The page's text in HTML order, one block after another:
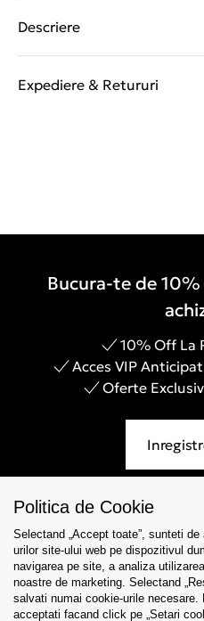
Descriere
Expediere & Retururi
Bucura-te de
10% Off La
Acces VIP
Oferte
Asistenta
Colectii
Politica de Cookie
Selectand „Accept toate”, sunteti
urilor site-ului web pe dispozitivul
navigarea pe site, a analiza
noastre de marketing. Selectand
salvati numai cookie-urile
acceptati facand click pe „Setari